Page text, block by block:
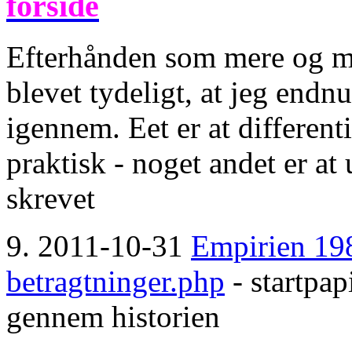
Efterhånden som mere og
blevet tydeligt, at jeg
igennem. Eet er at
praktisk - noget andet er
skrevet
9. 2011-10-31 Empirien
betragtninger.php -
gennem historien